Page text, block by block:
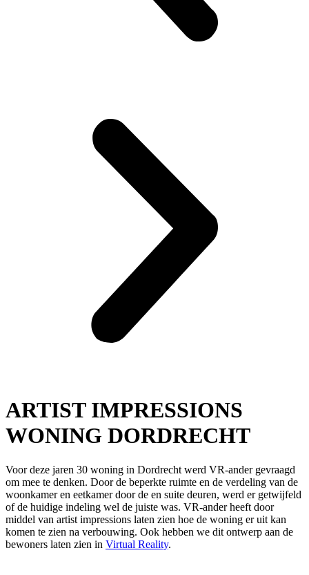
ARTIST IMPRESSIONS
WONING DORDRECHT
Voor deze jaren 30 woning in Dordrecht werd VR-ander gevraagd
om mee te denken. Door de beperkte ruimte en de verdeling van de
woonkamer en eetkamer door de en suite deuren, werd er getwijfeld
of de huidige indeling wel de juiste was. VR-ander heeft door
middel van artist impressions laten zien hoe de woning er uit kan
komen te zien na verbouwing. Ook hebben we dit ontwerp aan de
bewoners laten zien in Virtual Reality.